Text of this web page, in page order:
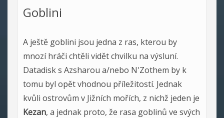
Goblini
A ještě goblini jsou jedna z ras, kterou by
mnozí hráči chtěli vidět chvilku na výsluní.
Datadisk s Azsharou a/nebo N'Zothem by k
tomu byl opět vhodnou příležitostí. Jednak
kvůli ostrovům v Jižních mořích, z nichž jeden je
Kezan, a jednak proto, že rasa goblinů ve svých